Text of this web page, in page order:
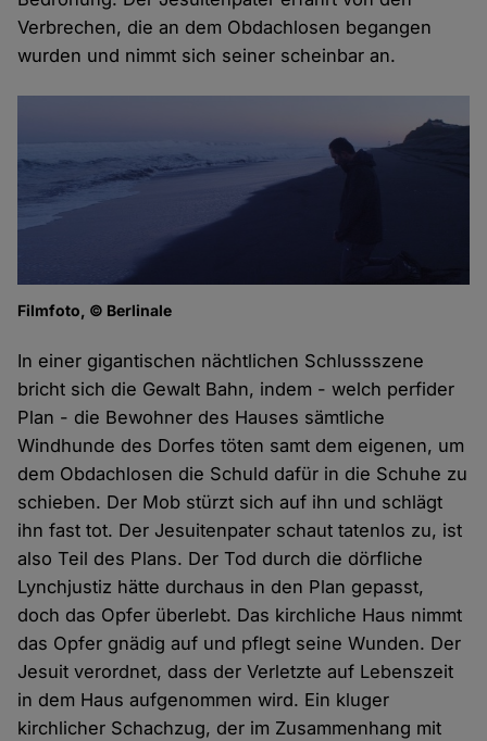
Verbrechen, die an dem Obdachlosen begangen
wurden und nimmt sich seiner scheinbar an.
Filmfoto, © Berlinale
In einer gigantischen nächtlichen Schlussszene
bricht sich die Gewalt Bahn, indem - welch perfider
Plan - die Bewohner des Hauses sämtliche
Windhunde des Dorfes töten samt dem eigenen, um
dem Obdachlosen die Schuld dafür in die Schuhe zu
schieben. Der Mob stürzt sich auf ihn und schlägt
ihn fast tot. Der Jesuitenpater schaut tatenlos zu, ist
also Teil des Plans. Der Tod durch die dörfliche
Lynchjustiz hätte durchaus in den Plan gepasst,
doch das Opfer überlebt. Das kirchliche Haus nimmt
das Opfer gnädig auf und pflegt seine Wunden. Der
Jesuit verordnet, dass der Verletzte auf Lebenszeit
in dem Haus aufgenommen wird. Ein kluger
kirchlicher Schachzug, der im Zusammenhang mit